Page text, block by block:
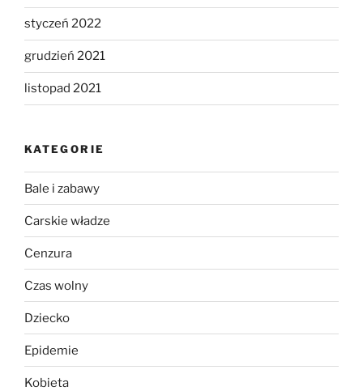
styczeń 2022
grudzień 2021
listopad 2021
KATEGORIE
Bale i zabawy
Carskie władze
Cenzura
Czas wolny
Dziecko
Epidemie
Kobieta